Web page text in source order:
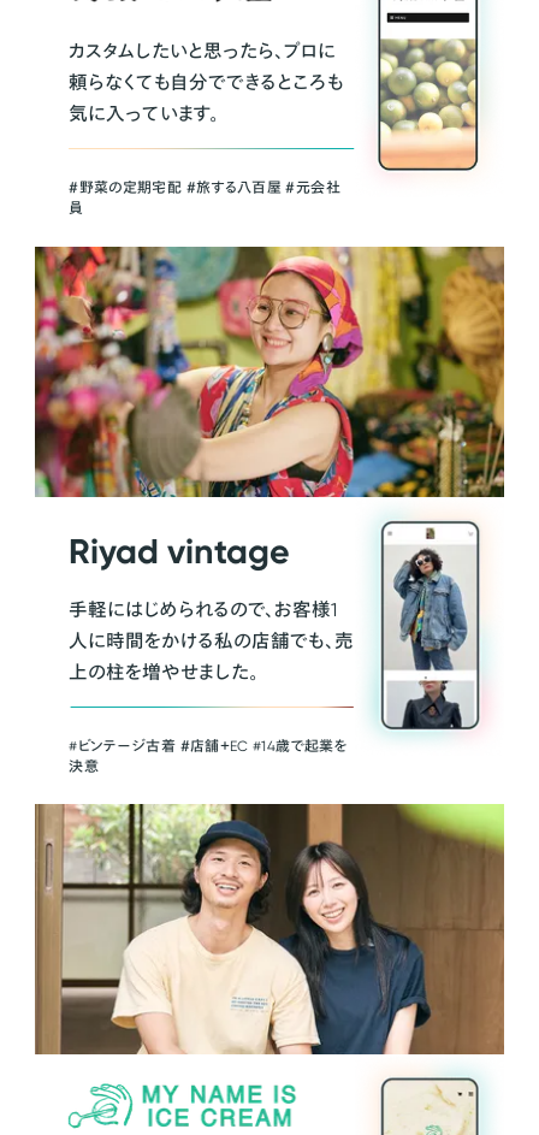
カスタムしたいと思ったら、プロに
頼らなくても自分でできるところも
気に入っています。
＃野菜の定期宅配 ＃旅する八百屋 ＃元会社
員
Riyad vintage
手軽にはじめられるので、お客様1
人に時間をかける私の店舗でも、売
上の柱を増やせました。
#ビンテージ古着 ＃店舗＋EC #14歳で起業を
決意